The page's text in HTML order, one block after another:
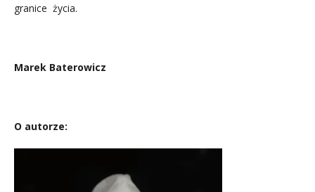
granice życia.
Marek Baterowicz
O autorze: